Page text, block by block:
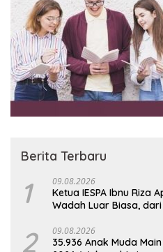
Berita Terbaru
1 09.08.2026
Ketua IESPA Ibnu Riza
Wadah Luar Biasa,
2 09.08.2026
35.936 Anak Muda